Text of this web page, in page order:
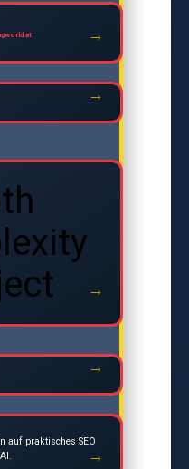
auf praktisches SEO